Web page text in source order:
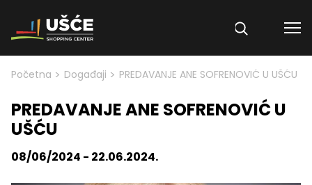
Skip to content
Početna > Događaji > PREDAVANJE ANE SOFRENOVIĆ U UŠĆU
PREDAVANJE ANE SOFRENOVIĆ U
UŠĆU
08/06/2024 - 22.06.2024.